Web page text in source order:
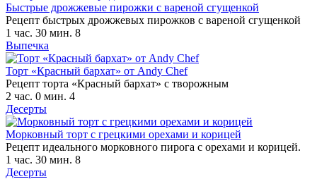
Быстрые дрожжевые пирожки с вареной сгущенкой
Рецепт быстрых дрожжевых пирожков с вареной сгущенкой
1 час. 30 мин. 8
Выпечка
Торт «Красный бархат» от Andy Chef
Рецепт торта «Красный бархат» с творожным
2 час. 0 мин. 4
Десерты
Морковный торт с грецкими орехами и корицей
Рецепт идеального морковного пирога с орехами и корицей.
1 час. 30 мин. 8
Десерты